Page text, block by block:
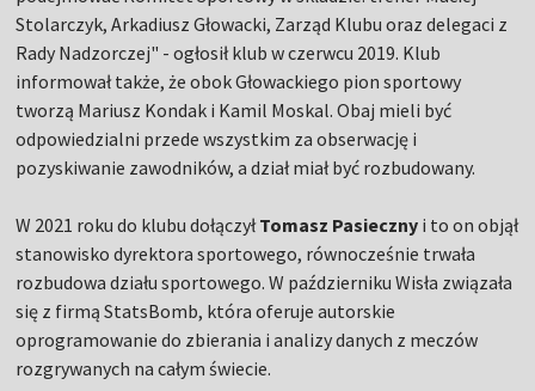
Stolarczyk, Arkadiusz Głowacki, Zarząd Klubu oraz delegaci z
Rady Nadzorczej" - ogłosił klub w czerwcu 2019. Klub
informował także, że obok Głowackiego pion sportowy
tworzą Mariusz Kondak i Kamil Moskal. Obaj mieli być
odpowiedzialni przede wszystkim za obserwację i
pozyskiwanie zawodników, a dział miał być rozbudowany.
W 2021 roku do klubu dołączyłTomasz Pasieczny i to on objął
stanowisko dyrektora sportowego, równocześnie trwała
rozbudowa działu sportowego. W październiku Wisła związała
się z firmą StatsBomb, która oferuje autorskie
oprogramowanie do zbierania i analizy danych z meczów
rozgrywanych na całym świecie.